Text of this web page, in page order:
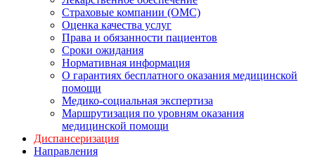
Страховые компании (ОМС)
Оценка качества услуг
Права и обязанности пациентов
Сроки ожидания
Нормативная информация
О гарантиях бесплатного оказания медицинской
помощи
Медико-социальная экспертиза
Маршрутизация по уровням оказания
медицинской помощи
Диспансеризация
Направления